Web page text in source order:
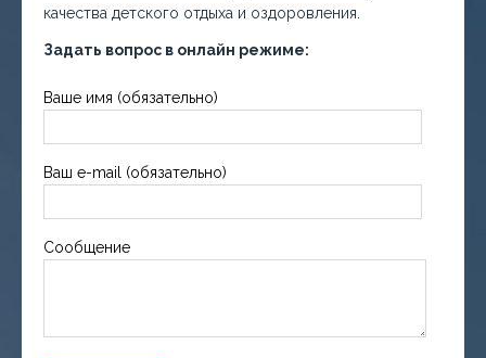
качества детского отдыха и оздоровления.
Задать вопрос в онлайн режиме:
Ваше имя (обязательно)
Ваш e-mail (обязательно)
Сообщение